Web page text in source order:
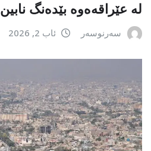
لە عێراقەەوە بێدەنگ نابین
سەرنوسەر ئاب 2, 2026